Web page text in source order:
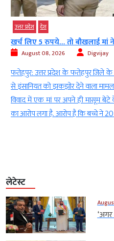
उत्तर प्रदेश देश
खर्च लिए 5 रुपये… तो बौखलाई मां
August 08, 2026 Digvijay
फतेहपुर: उत्तर प्रदेश के फतेहपुर जिले के
से इंसानियत को झकझोर देने वाला
विवाद में एक मां पर अपने ही मासूम
का आरोप लगा है. आरोप है कि बच्चे ने
लेटेस्ट